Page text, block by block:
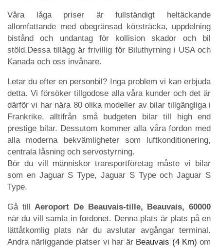
Våra låga priser är fullständigt heltäckande
allomfattande med obegränsad körsträcka, uppdelning
bistånd och undantag för kollision skador och bil
stöld.Dessa tillägg är frivillig för Biluthyrning i USA och
Kanada och oss invånare.
Letar du efter en personbil? Inga problem vi kan erbjuda
detta. Vi försöker tillgodose alla våra kunder och det är
därför vi har nära 80 olika modeller av bilar tillgängliga i
Frankrike, alltifrån små budgeten bilar till high end
prestige bilar. Dessutom kommer alla våra fordon med
alla moderna bekvämligheter som luftkonditionering,
centrala låsning och servostyrning.
Bör du vill människor transportföretag måste vi bilar
som en Jaguar S Type, Jaguar S Type och Jaguar S
Type.
Gå till Aeroport De Beauvais-tille, Beauvais, 60000
när du vill samla in fordonet. Denna plats är plats på en
lättåtkomlig plats när du avslutar avgångar terminal.
Andra närliggande platser vi har är Beauvais (4 Km) om